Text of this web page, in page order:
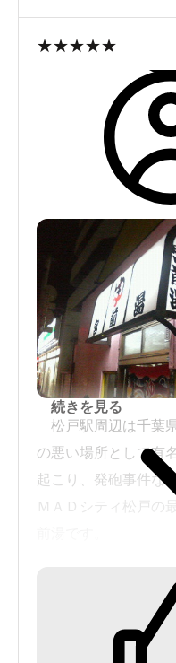
シャンプーなどは無
ドライヤーは5分30円
夫婦で来ると割引の
齢者割りもあるので
のも嬉しいポイント
潔癖の人はちょっと
はないので、ご安心
面白い体験ができま
★★★★★
松戸駅周辺は千葉
の悪い場所として有
起こり、発砲事件な
ＭＡＤシティ松戸の
西口を出て伊勢丹
川沿いに進むと神社
続きを見る